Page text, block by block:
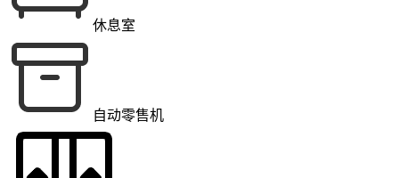
休息室
自动零售机